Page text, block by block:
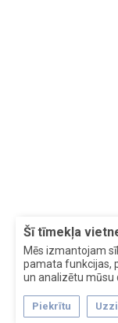
Šī tīmekļa
Mēs izmantojam
pamata funkcijas,
un analizētu mūsu
Piekrītu